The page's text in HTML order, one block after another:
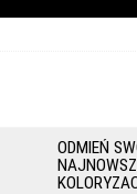
ODMIEŃ